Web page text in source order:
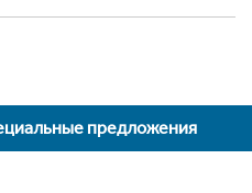
предложения